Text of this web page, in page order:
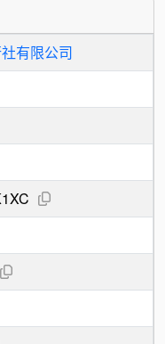
有限公司